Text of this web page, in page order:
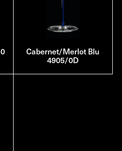
Cabernet/Merlot Blu
4905/0D